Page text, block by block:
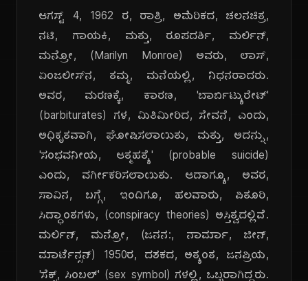
ಆಗಸ್ಟ್ 4, 1962 ರ, ರಾತ್ರಿ, ಅಮೆರಿಕದ, ಚಲನಚಿತ್ರ,
ನಟಿ, ಗಾಯಕಿ, ಮತ್ತು, ರೂಪದರ್ಶಿ, ಮರ್ಲಿನ್,
ಮನ್ರೋ, (Marilyn Monroe) ಅವರು, ಲಾಸ್,
ಏಂಜಲೀಸ್‌ನ, ತಮ್ಮ, ಮನೆಯಲ್ಲಿ, ನಿಧನರಾದರು.
ಅವರ, ಮರಣಕ್ಕೆ, ಕಾರಣ, 'ಬಾರ್ಬಿಟ್ಯುರೇಟ್'
(barbiturates) ಗಳ, ಮಿತಿಮೀರಿದ, ಸೇವನೆ, ಎಂದು,
ಅಧಿಕೃತವಾಗಿ, ಘೋಷಿಸಲಾಯಿತು, ಮತ್ತು, ಅದನ್ನು,
'ಸಂಭವನೀಯ, ಆತ್ಮಹತ್ಯೆ' (probable suicide)
ಎಂದು, ವರ್ಗೀಕರಿಸಲಾಯಿತು. ಆದಾಗ್ಯೂ, ಅವರ,
ಸಾವಿನ, ಬಗ್ಗೆ, ಇಂದಿಗೂ, ಹಲವಾರು, ಪಿತೂರಿ,
ಸಿದ್ಧಾಂತಗಳು, (conspiracy theories) ಅಸ್ತಿತ್ವದಲ್ಲಿವೆ.
ಮರ್ಲಿನ್, ಮನ್ರೋ, (ಜನನ:, ನಾರ್ಮಾ, ಜೀನ್,
ಮಾರ್ಟೆನ್ಸನ್) 1950ರ, ದಶಕದ, ಅತ್ಯಂತ, ಜನಪ್ರಿಯ,
'ಸೆಕ್ಸ್, ಸಿಂಬಲ್' (sex symbol) ಗಳಲ್ಲಿ, ಒಬ್ಬರಾಗಿದ್ದರು.